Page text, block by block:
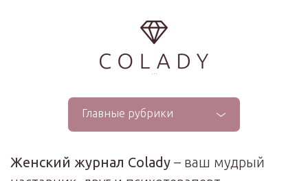
...
Главные рубрики
Женский журнал Colady – ваш мудрый